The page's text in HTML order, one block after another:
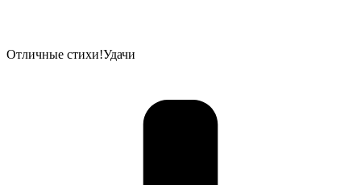
Отличные стихи!Удачи